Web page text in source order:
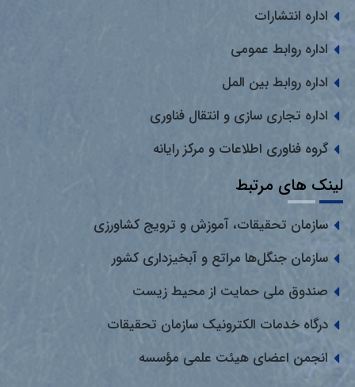
اداره انتشارات
اداره روابط عمومی
اداره روابط بین المل
اداره تجاری سازی و انتقال فناوری
گروه فناوری اطلاعات و مرکز رایانه
لینک های مرتبط
سازمان تحقیقات، آموزش و ترویج کشاورزی
سازمان جنگل‌ها مراتع و آبخیزداری کشور
صندوق ملی حمایت از محیط زیست
درگاه خدمات الکترونیک سازمان تحقیقات
انجمن اعضای هیئت علمی مؤسسه